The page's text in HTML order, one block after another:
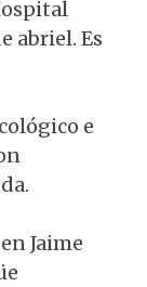
abriel. Es
e
Jaime